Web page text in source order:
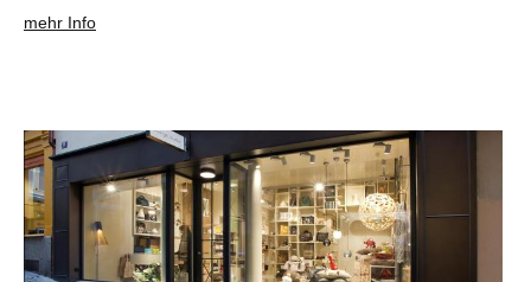
mehr Info